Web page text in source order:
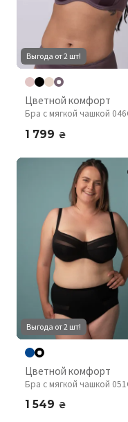
Выгода от 2 шт!
Цветной комфорт
Бра с мягкой чашкой
1 799 ₴
Выгода от 2 шт!
Цветной комфорт
Бра с мягкой чашкой
1 549 ₴